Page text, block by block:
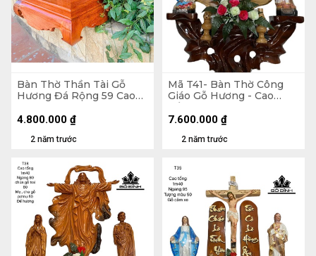
Bàn Thờ Thần Tài Gỗ
Hương Đá Rộng 59 Cao
2 năm trước
4.800.000 ₫
Mã T41- Bàn Thờ Công
Giáo Gỗ Hương - Cao
Tổng 150 Ngang 80
Tượng Màu 50 (cm)
2 năm trước
7.600.000 ₫